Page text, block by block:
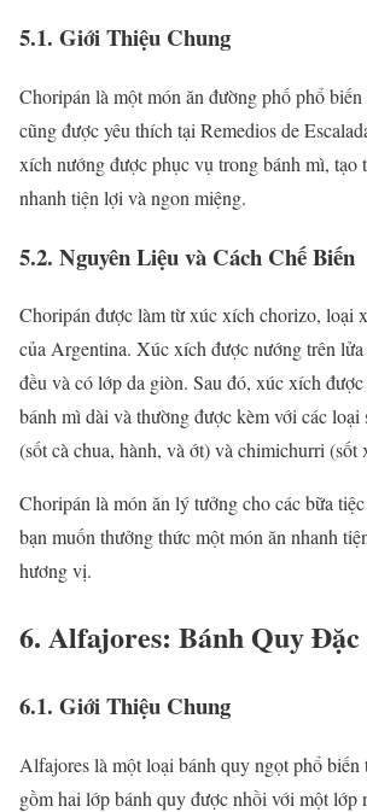
5.1. Giới Thiệu Chung
Choripán là một món ăn đường phố phổ
cũng được yêu thích tại Remedios de
xích nướng được phục vụ trong bánh mì, tạo
nhanh tiện lợi và ngon miệng.
5.2. Nguyên Liệu và Cách Chế Biến
Choripán được làm từ xúc xích chorizo, loại
của Argentina. Xúc xích được nướng trên
đều và có lớp da giòn. Sau đó, xúc xích
bánh mì dài và thường được kèm với các loại
(sốt cà chua, hành, và ớt) và chimichurri (sốt
Choripán là món ăn lý tưởng cho các bữa
bạn muốn thưởng thức một món ăn nhanh
hương vị.
6. Alfajores: Bánh Quy Đặc
6.1. Giới Thiệu Chung
Alfajores là một loại bánh quy ngọt phổ biến
gồm hai lớp bánh quy được nhồi với một lớp